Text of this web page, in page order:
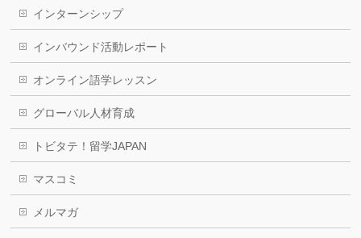
インターンシップ
インバウンド活動レポート
オンライン語学レッスン
グローバル人材育成
トビタテ！留学JAPAN
マスコミ
メルマガ